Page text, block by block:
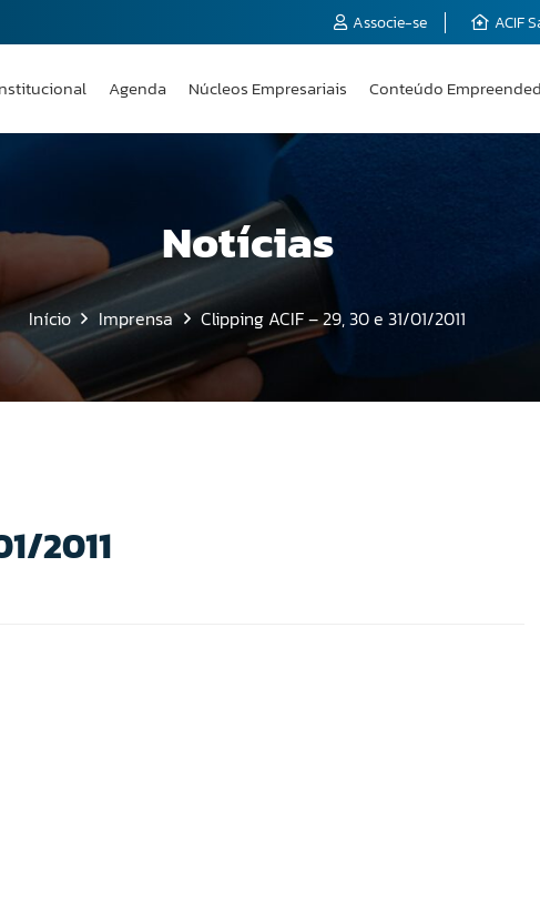
Associe-se ACIF
Agenda Núcleos Empresariais Conteúdo
Notícias
Início Imprensa Clipping ACIF – 29, 30 e 31/01/2011
2011